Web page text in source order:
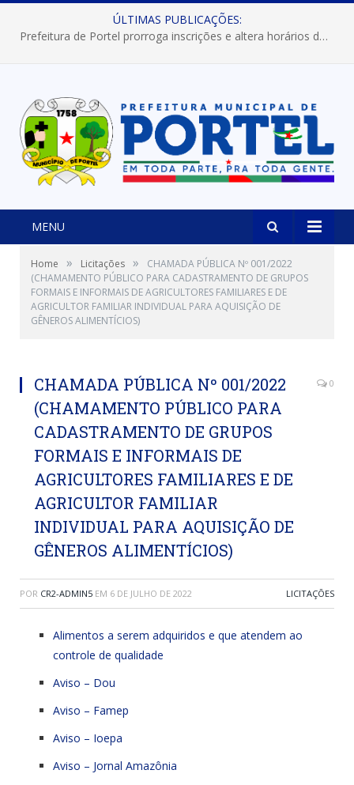
ÚLTIMAS PUBLICAÇÕES:
Prefeitura de Portel prorroga inscrições e altera horários dos concursos “Musa” e “Miss Mix Verão 2026”
MENU
Home » Licitações »
CHAMADA PÚBLICA Nº 001/2022
(CHAMAMENTO PÚBLICO PARA CADASTRAMENTO DE GRUPOS
FORMAIS E INFORMAIS DE AGRICULTORES FAMILIARES E DE
AGRICULTOR FAMILIAR INDIVIDUAL PARA AQUISIÇÃO DE
GÊNEROS ALIMENTÍCIOS)
CHAMADA PÚBLICA Nº 001/2022
(CHAMAMENTO PÚBLICO PARA
CADASTRAMENTO DE GRUPOS
FORMAIS E INFORMAIS DE
AGRICULTORES FAMILIARES E DE
AGRICULTOR FAMILIAR
INDIVIDUAL PARA AQUISIÇÃO DE
GÊNEROS ALIMENTÍCIOS)
0
POR CR2-ADMIN5 EM 6 DE JULHO DE 2022 LICITAÇÕES
Alimentos a serem adquiridos e que atendem ao
controle de qualidade
Aviso – Dou
Aviso – Famep
Aviso – Ioepa
Aviso – Jornal Amazônia